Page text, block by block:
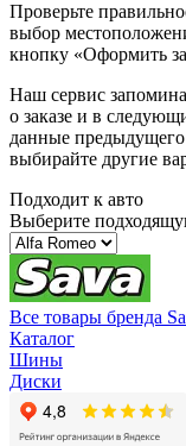
Проверьте
выбор
кнопку «Оформить
Наш сервис
о заказе и в
данные предыдущего
выбирайте другие
Подходит к авто
Выберите
Все товары бренда
Каталог
Шины
Диски